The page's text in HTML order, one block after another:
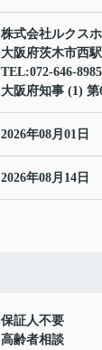
株式会社ルクス
大阪府茨木市西
TEL:072-646-8985
大阪府知事 (1) 第
2026年08月01日
2026年08月14日
保証人不要
高齢者相談